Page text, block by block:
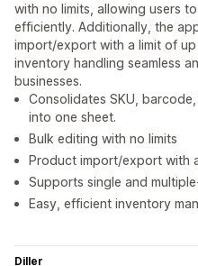
with no limits, allowing users
efficiently. Additionally, the
import/export with a limit of
inventory handling seamless
businesses.
Consolidates SKU,
into one sheet.
Bulk editing with no limits
Product import/export with
Supports single and
Easy, efficient inventory
Diller